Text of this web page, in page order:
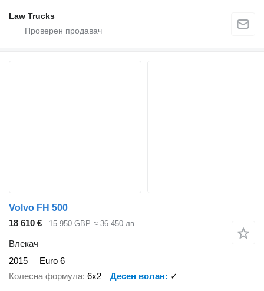
Law Trucks
Volvo FH 500
18 610 €
15 950 GBP ≈ 36 450 лв.
Влекач
2015
Euro 6
Колесна формула 6x2 Десен волан ✓